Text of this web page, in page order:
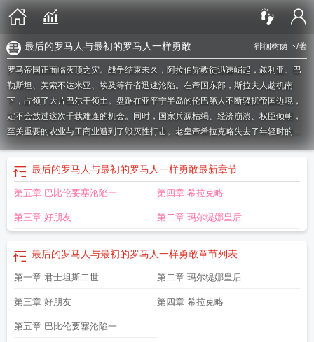
徘徊树荫下/著
最后的罗马人与最初的罗马人一样勇敢
罗马帝国正面临灭顶之灾。战争结束未久，阿拉伯异教徒迅速崛起，叙利亚、巴
勒斯坦、美索不达米亚、埃及等行省迅速沦陷。在帝国东部，斯拉夫人趁机南
下，占领了大片巴尔干领土。盘踞在亚平宁半岛的伦巴第人不断骚扰帝国边境，
定不会放过这次千载难逢的机会。同时，国家兵源枯竭、经济崩溃、权臣倾朝，
至关重要的农业与工商业遭到了毁灭性打击。老皇帝希拉克略失去了年轻时的体
质与志气，如同他的帝国一样，肉体与精神都已接近双重崩溃。640末，罗马帝
国已经丢失了三分之二的国土、八成的边防军与几乎所有的常备军，大厦已倾倒
在即。但在危急的同时也会酝酿出巨大的变革，如果君士坦斯能抓住这个机会，
那么帝国的重振与再兴就指日可待了。企鹅群号：921797231如果您喜欢最后的
子最后的罗马人是谁 最后的罗马人攻略最后的罗马人君士坦丁十一世
人dlc事件最后的罗马人马约里安最后的罗马人法纳尔人最后的罗马人埃提乌
罗马人汪达尔开局
最后的罗马人 徘徊树荫下
最后的罗马人与最初的罗马人一样勇敢最新章节
第五章 巴比伦要塞沦陷一 第四章 希拉克略
第三章 好朋友 第二章 玛尔缇娜皇后
最后的罗马人与最初的罗马人一样勇敢章节列表
第一章 君士坦斯二世 第二章 玛尔缇娜皇后
第三章 好朋友 第四章 希拉克略
第五章 巴比伦要塞沦陷一